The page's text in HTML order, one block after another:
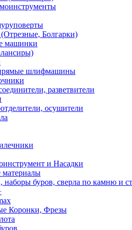
Болгарки)
машинки
шлифмашины
разветвители
осушители
и Насадки
материалы
буров, сверла по камню и
Коронки, Фрезы